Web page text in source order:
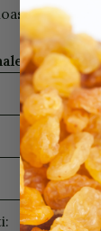
(100g/ ml):